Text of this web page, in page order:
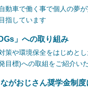
動車で働く事で個人の夢
指しています
」への取り組み
策や環境保全をはじめと
目標)への取組をご紹介い
がおじさん奨学金制度